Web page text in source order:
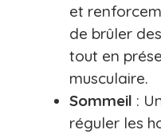
et
de brûler
tout en
musculaire.
Sommeil :
réguler les